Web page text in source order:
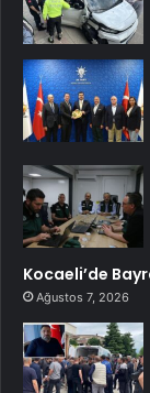
Kocaeli’de
Ağustos 7, 2026